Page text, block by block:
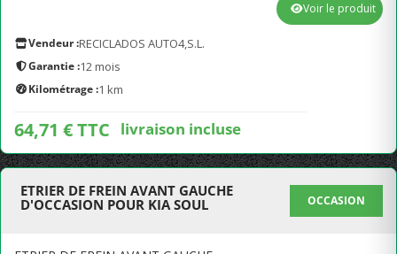
Vendeur :RECICLADOS AUTO4,S.L.
Garantie :12 mois
Kilométrage :1 km
64,71 € TTC livraison incluse
Voir le produit
ETRIER DE FREIN AVANT GAUCHE
D'OCCASION POUR KIA SOUL
OCCASION